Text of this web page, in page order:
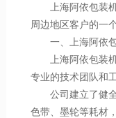
上海阿依包装机
周边地区客户的一
一、上海阿依包
上海阿依包装机
专业的技术团队和
公司建立了健全
色带、墨轮等耗材